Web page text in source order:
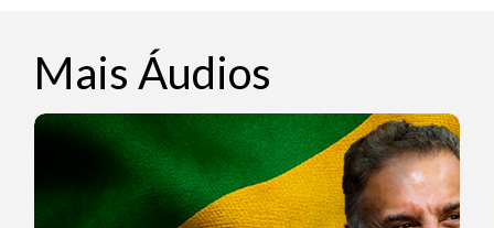
Mais Áudios